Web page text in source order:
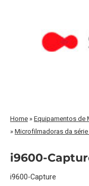
Home »Equipamentos de
»Microfilmadoras da série
i9600-
i9600-Capture